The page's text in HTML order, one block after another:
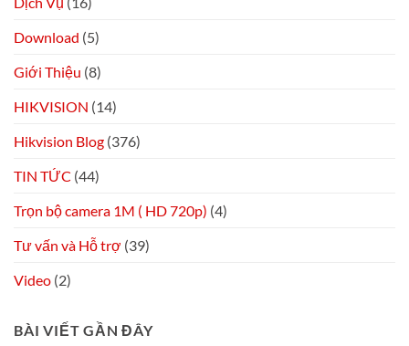
Download (5)
Giới Thiệu (8)
HIKVISION (14)
Hikvision Blog (376)
TIN TỨC (44)
Trọn bộ camera 1M ( HD 720p) (4)
Tư vấn và Hỗ trợ (39)
Video (2)
BÀI VIẾT GẦN ĐÂY